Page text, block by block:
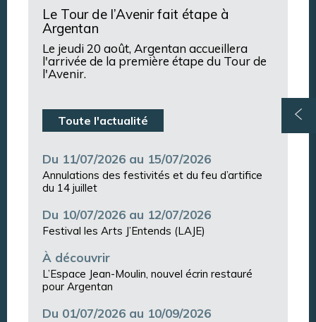
Le Tour de l’Avenir fait étape à
Argentan
Le jeudi 20 août, Argentan accueillera
l'arrivée de la première étape du Tour de
l'Avenir.
Toute l'actualité
Du 11/07/2026 au 15/07/2026
Annulations des festivités et du feu d’artifice
du 14 juillet
Du 10/07/2026 au 12/07/2026
Festival les Arts J’Entends (LAJE)
À découvrir
L’Espace Jean-Moulin, nouvel écrin restauré
pour Argentan
Du 01/07/2026 au 10/09/2026